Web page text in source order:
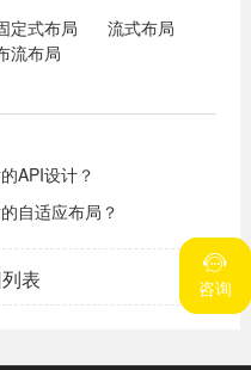
定式布局
流式布局
流布局
API设计？
自适应布局？
表

咨询

咨询